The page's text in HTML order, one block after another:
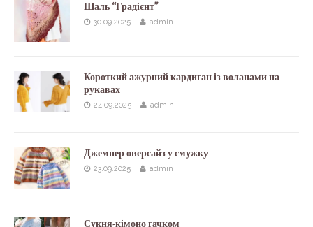
Шаль “Градієнт”
30.09.2025 admin
Короткий ажурний кардиган із воланами на
рукавах
24.09.2025 admin
Джемпер оверсайз у смужку
23.09.2025 admin
Сукня-кімоно гачком